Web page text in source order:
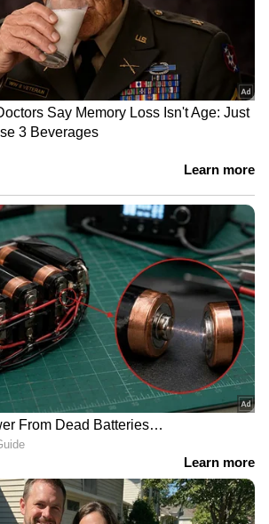
അര്‍ജുന്‍
പൊലീസിന്
Aayanki | Police
ഗുണ്ടാ
കാപ്പ